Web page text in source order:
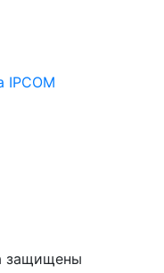
IPCOM
защищены